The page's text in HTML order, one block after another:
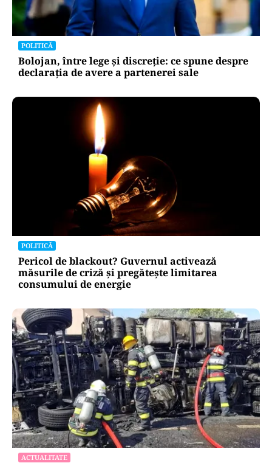
POLITICĂ
Bolojan, între lege și discreție: ce spune despre
declarația de avere a partenerei sale
POLITICĂ
Pericol de blackout? Guvernul activează
măsurile de criză și pregătește limitarea
consumului de energie
ACTUALITATE